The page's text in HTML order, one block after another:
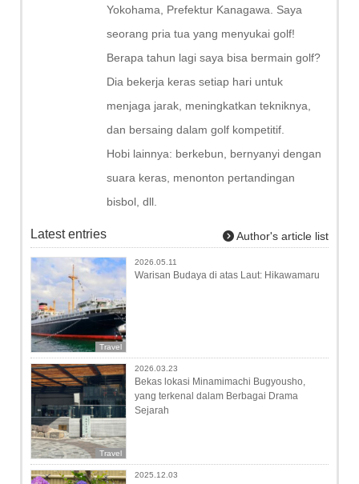
Yokohama, Prefektur Kanagawa. Saya
seorang pria tua yang menyukai golf!
Berapa tahun lagi saya bisa bermain golf?
Dia bekerja keras setiap hari untuk
menjaga jarak, meningkatkan tekniknya,
dan bersaing dalam golf kompetitif.
Hobi lainnya: berkebun, bernyanyi dengan
suara keras, menonton pertandingan
bisbol, dll.
Latest entries Author's article list
Travel
2026.05.11
Warisan Budaya di atas Laut: Hikawamaru
Travel
2026.03.23
Bekas lokasi Minamimachi Bugyousho,
yang terkenal dalam Berbagai Drama
Sejarah
2025.12.03